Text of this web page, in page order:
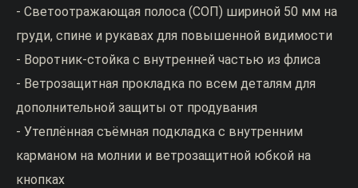
- Светоотражающая полоса (СОП) шириной 50 мм на
груди, спине и рукавах для повышенной видимости
- Воротник-стойка с внутренней частью из флиса
- Ветрозащитная прокладка по всем деталям для
дополнительной защиты от продувания
- Утеплённая съёмная подкладка с внутренним
карманом на молнии и ветрозащитной юбкой на
кнопках